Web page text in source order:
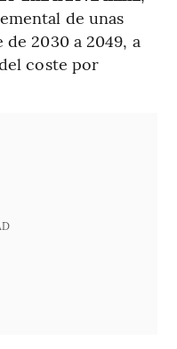
de unas
de 2030 a 2049, a
coste por